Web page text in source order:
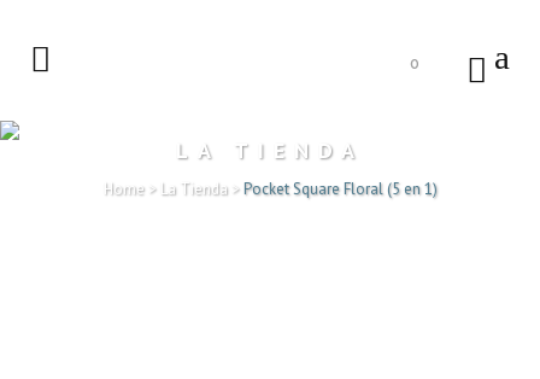
0
LA TIENDA
Home> La Tienda>Pocket Square Floral (5 en 1)